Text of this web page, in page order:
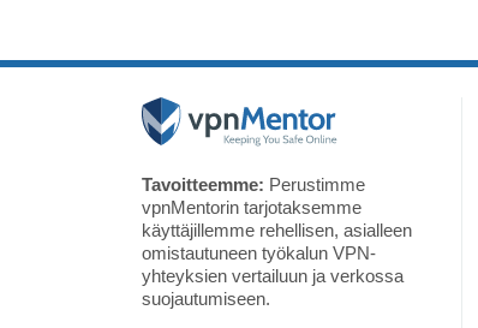
Tavoitteemme: Perustimme
vpnMentorin tarjotaksemme
käyttäjillemme rehellisen, asialleen
omistautuneen työkalun VPN-
yhteyksien vertailuun ja verkossa
suojautumiseen.